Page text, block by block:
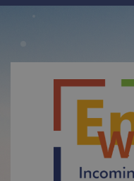
PHPSESSID